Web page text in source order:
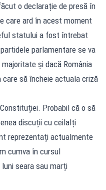
o declarație de presă în
care ard în acest moment
statului a fost întrebat
parlamentare se va
și dacă România
care să încheie actuala criză
Probabil că o să
discuții cu ceilalți
reprezentați actualmente
cumva în cursul
seara sau marți